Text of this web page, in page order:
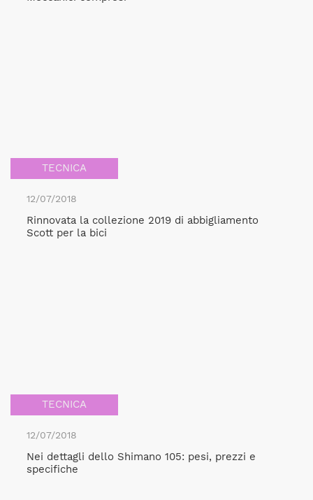
TECNICA
12/07/2018
Rinnovata la collezione 2019 di abbigliamento
Scott per la bici
TECNICA
12/07/2018
Nei dettagli dello Shimano 105: pesi, prezzi e
specifiche